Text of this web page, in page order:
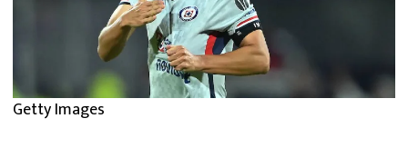
Getty Images